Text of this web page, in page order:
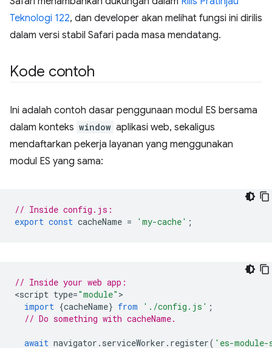
Teknologi 122, dan developer akan melihat fungsi ini dirilis
dalam versi stabil Safari pada masa mendatang.
Kode contoh
Ini adalah contoh dasar penggunaan modul ES bersama
dalam konteks window aplikasi web, sekaligus
mendaftarkan pekerja layanan yang menggunakan
modul ES yang sama:
// Inside config.js:
export const cacheName = 'my-cache' ;
// Inside your web app:
<script type="module"
import {cacheName} from './config.js' ;
// Do something with cacheName.
await navigator . serviceWorker . register( 'es-